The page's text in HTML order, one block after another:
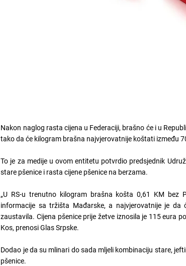
Nakon naglog rasta cijena u Federaciji, brašno će i u
tako da će kilogram brašna najvjerovatnije koštati između
To je za medije u ovom entitetu potvrdio predsjednik
stare pšenice i rasta cijene pšenice na berzama.
„U RS-u trenutno kilogram brašna košta 0,61 KM bez
informacije sa tržišta Mađarske, a najvjerovatnije je
zaustavila. Cijena pšenice prije žetve iznosila je 115 eura
Kos, prenosi Glas Srpske.
Dodao je da su mlinari do sada mljeli kombinaciju stare,
pšenice.